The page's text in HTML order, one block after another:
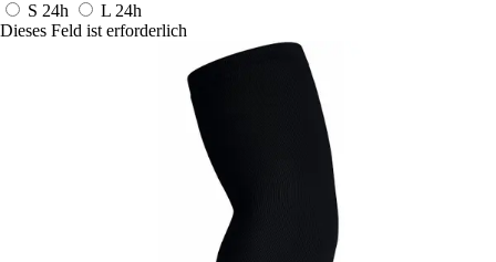
S 24h L 24h
Dieses Feld ist erforderlich